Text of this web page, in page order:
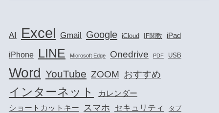
AI Excel Gmail Google iCloud IF関数 iPad
iPhone LINE Microsoft Edge Onedrive PDF USB
Word YouTube ZOOM おすすめ
インターネット
カレンダー
ショートカットキー
スマホ セキュリティ タブ